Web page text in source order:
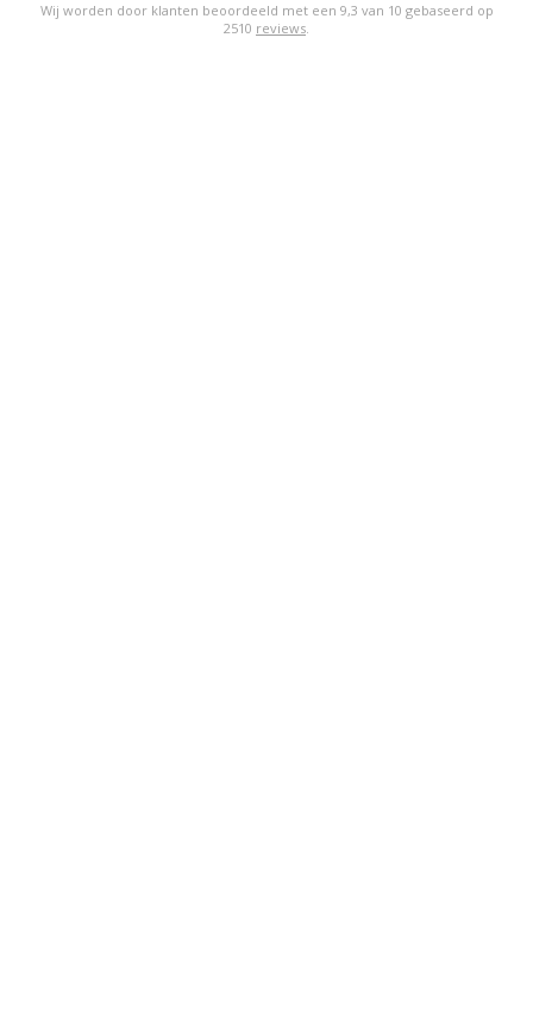
Wij worden door klanten beoordeeld met een 9,3 van 10 gebaseerd op
2510 reviews.